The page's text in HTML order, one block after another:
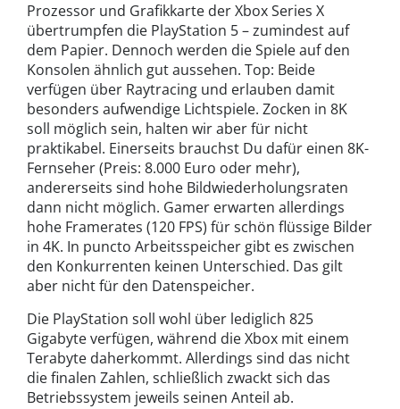
Prozessor und Grafikkarte der Xbox Series X
übertrumpfen die PlayStation 5 – zumindest auf
dem Papier. Dennoch werden die Spiele auf den
Konsolen ähnlich gut aussehen. Top: Beide
verfügen über Raytracing und erlauben damit
besonders aufwendige Lichtspiele. Zocken in 8K
soll möglich sein, halten wir aber für nicht
praktikabel. Einerseits brauchst Du dafür einen 8K-
Fernseher (Preis: 8.000 Euro oder mehr),
andererseits sind hohe Bildwiederholungsraten
dann nicht möglich. Gamer erwarten allerdings
hohe Framerates (120 FPS) für schön flüssige Bilder
in 4K. In puncto Arbeitsspeicher gibt es zwischen
den Konkurrenten keinen Unterschied. Das gilt
aber nicht für den Datenspeicher.
Die PlayStation soll wohl über lediglich 825
Gigabyte verfügen, während die Xbox mit einem
Terabyte daherkommt. Allerdings sind das nicht
die finalen Zahlen, schließlich zwackt sich das
Betriebssystem jeweils seinen Anteil ab.